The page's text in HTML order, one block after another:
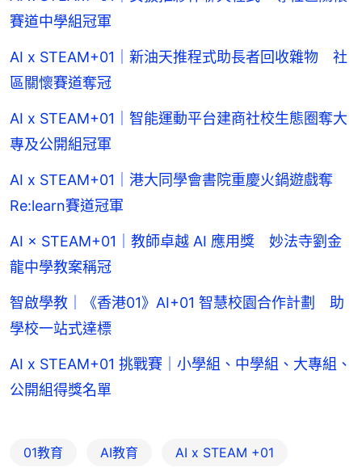
賽道中學組冠軍
AI x STEAM+01｜新油天推程式助長者回收雜物 社
區關懷賽道奪冠
AI x STEAM+01｜智能運動平台建商社校生態圈奪大
專及公開組冠軍
AI x STEAM+01｜港大同學會書院重慶火鍋遊戲奪
Re:learn賽道冠軍
AI × STEAM+01｜教師卓越 AI 應用獎 妙法寺劉金
龍中學教案稱冠
智啟學教｜《香港01》AI+01 智慧校園合作計劃 助
學校一站式達標
AI x STEAM+01 挑戰賽｜小學組、中學組、大專組、
公開組得獎名單
01教育 AI教育 AI x STEAM +01